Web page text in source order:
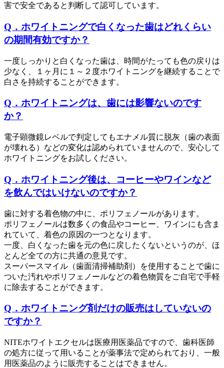
害で安全であると判断して認可しています。
Q．ホワイトニングで白くなった歯はどれくらい
の期間有効ですか？
一度しっかりと白くなった歯は、時間がたっても色の戻りは
少なく、１ヶ月に１～２度ホワイトニングを継続することで
白さを持続することができます。
Q．ホワイトニングは、歯には影響ないのです
か？
電子顕微鏡レベルで判定してもエナメル質に脱灰（歯の表面
が壊れる）などの変化は認められていませんので、安心して
ホワイトニングをお試しください。
Q．ホワイトニング後は、コーヒーやワインなど
を飲んではいけないのですか？
歯に対する着色物の中に、ポリフェノールがあります。
ポリフェノールは数多くの食品やコーヒー、ワインにも含ま
れていて、着色の原因の一つとなります。
一度、白くなった歯を元の色に戻したくないというのが、ほ
とんど全ての方に共通の意見です。
スーパースマイル（歯面清掃補助剤）を使用することで歯に
ついた汚れやポリフェノールなどの着色物質をご自宅で手軽
に除去することができます。
Q．ホワイトニング剤だけの販売はしていないの
ですか？
NITEホワイトエクセルは医療用医薬品ですので、歯科医師
の処方に従って用いることが薬事法で定められており、一般
用医薬品のように販売することはできません。